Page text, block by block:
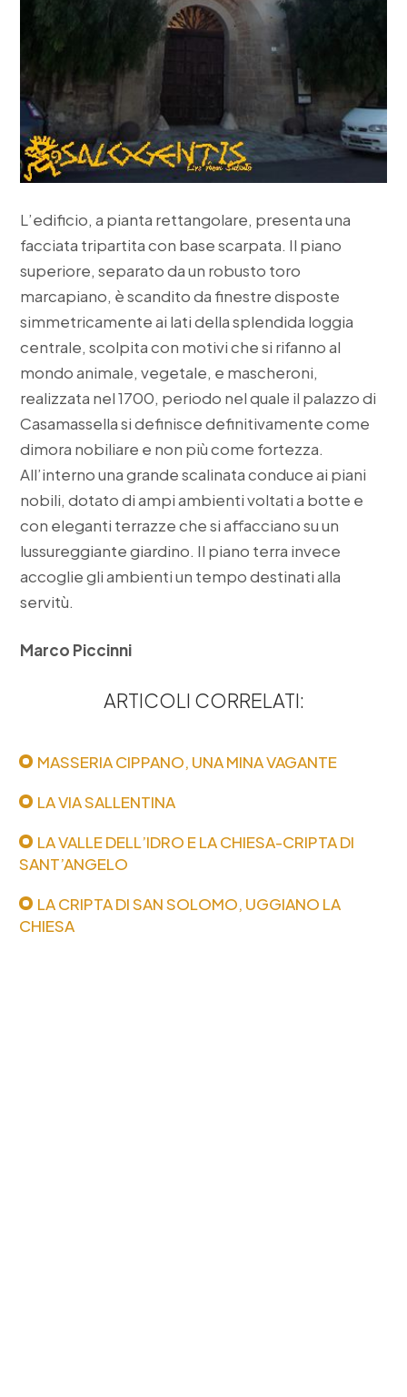
L’edificio, a pianta rettangolare, presenta una
facciata tripartita con base scarpata. Il piano
superiore, separato da un robusto toro
marcapiano, è scandito da finestre disposte
simmetricamente ai lati della splendida loggia
centrale, scolpita con motivi che si rifanno al
mondo animale, vegetale, e mascheroni,
realizzata nel 1700, periodo nel quale il palazzo di
Casamassella si definisce definitivamente come
dimora nobiliare e non più come fortezza.
All’interno una grande scalinata conduce ai piani
nobili, dotato di ampi ambienti voltati a botte e
con eleganti terrazze che si affacciano su un
lussureggiante giardino. Il piano terra invece
accoglie gli ambienti un tempo destinati alla
servitù.
Marco Piccinni
ARTICOLI CORRELATI:
MASSERIA CIPPANO, UNA MINA VAGANTE
LA VIA SALLENTINA
LA VALLE DELL’IDRO E LA CHIESA-CRIPTA DI
SANT’ANGELO
LA CRIPTA DI SAN SOLOMO, UGGIANO LA
CHIESA